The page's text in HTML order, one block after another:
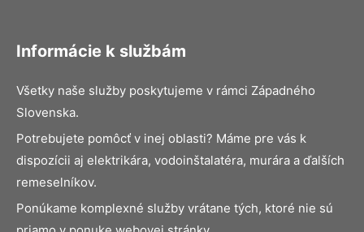
Informácie k službám
Všetky naše služby poskytujeme v rámci Západného
Slovenska.
Potrebujete pomôcť v inej oblasti? Máme pre vás k
dispozícii aj elektrikára, vodoinštalatéra, murára a ďalších
remeselníkov.
Ponúkame komplexné služby vrátane tých, ktoré nie sú